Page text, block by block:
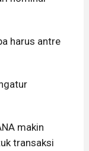
harus antre
makin
transaksi